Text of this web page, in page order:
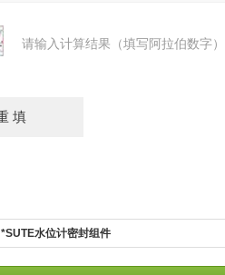
请输入计算结果（填写阿拉伯数字
*SUTE水位计密封组件